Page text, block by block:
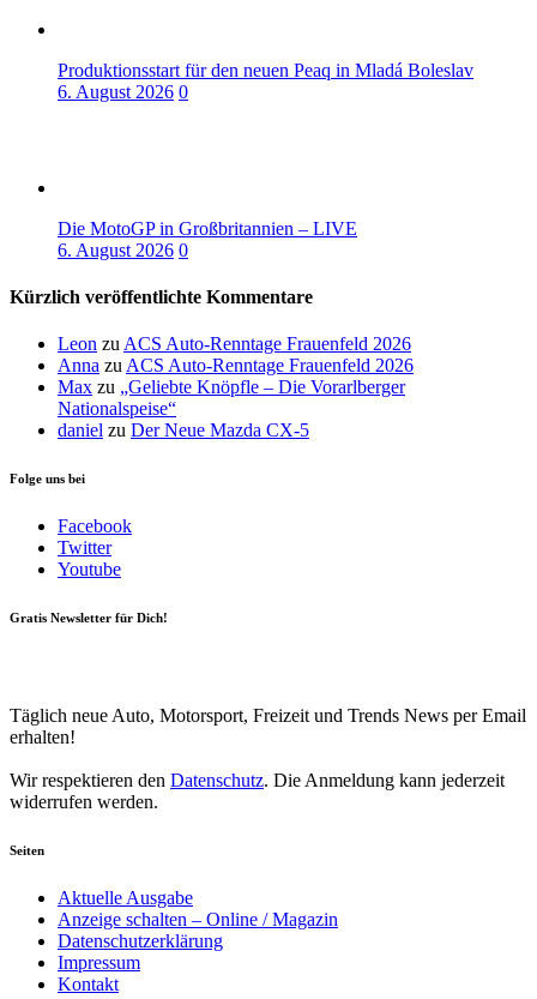
Produktionsstart für den neuen Peaq in Mladá Boleslav
6. August 2026 0
Die MotoGP in Großbritannien – LIVE
6. August 2026 0
Kürzlich veröffentlichte Kommentare
Leon zu ACS Auto-Renntage Frauenfeld 2026
Anna zu ACS Auto-Renntage Frauenfeld 2026
Max zu „Geliebte Knöpfle – Die Vorarlberger
Nationalspeise“
daniel zu Der Neue Mazda CX-5
Folge uns bei
Facebook
Twitter
Youtube
Gratis Newsletter für Dich!
Täglich neue Auto, Motorsport, Freizeit und Trends News per Email
erhalten!
Wir respektieren den Datenschutz. Die Anmeldung kann jederzeit
widerrufen werden.
Seiten
Aktuelle Ausgabe
Anzeige schalten – Online / Magazin
Datenschutzerklärung
Impressum
Kontakt